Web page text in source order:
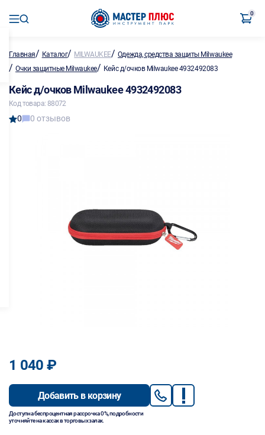
0
Главная/ Каталог/ MILWAUKEE/ Одежда, средства защиты Milwaukee
/ Очки защитные Milwaukee/ Кейс д/очков Milwaukee 4932492083
Кейс д/очков Milwaukee 4932492083
Код товара: 88072
0 0 отзывов
1 040 ₽
Добавить в корзину
Доступна беспроцентная рассрочка 0%, подробности
уточняйте на кассах в торговых залах.